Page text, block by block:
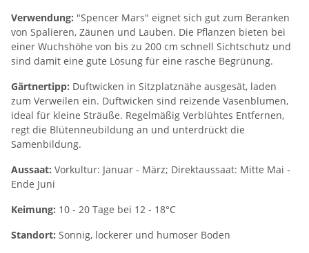
Verwendung: "Spencer Mars" eignet sich gut zum Beranken
von Spalieren, Zäunen und Lauben. Die Pflanzen bieten bei
einer Wuchshöhe von bis zu 200 cm schnell Sichtschutz und
sind damit eine gute Lösung für eine rasche Begrünung.
Gärtnertipp: Duftwicken in Sitzplatznähe ausgesät, laden
zum Verweilen ein. Duftwicken sind reizende Vasenblumen,
ideal für kleine Sträuße. Regelmäßig Verblühtes Entfernen,
regt die Blütenneubildung an und unterdrückt die
Samenbildung.
Aussaat: Vorkultur: Januar - März; Direktaussaat: Mitte Mai -
Ende Juni
Keimung: 10 - 20 Tage bei 12 - 18°C
Standort: Sonnig, lockerer und humoser Boden